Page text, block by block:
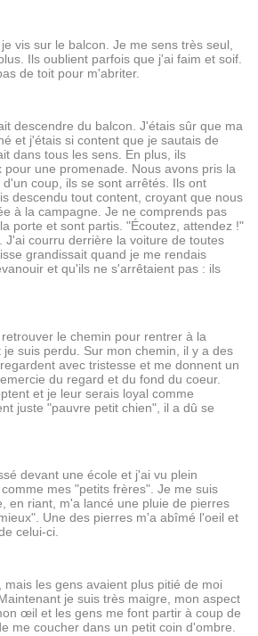
vis sur le balcon. Je me sens très seul,
Ils oublient parfois que j'ai faim et soif.
de toit pour m'abriter.
descendre du balcon. J'étais sûr que ma
et j'étais si content que je sautais de
dans tous les sens. En plus, ils
pour une promenade. Nous avons pris la
coup, ils se sont arrêtés. Ils ont
descendu tout content, croyant que nous
à la campagne. Je ne comprends pas
porte et sont partis. "Écoutez, attendez !"
J'ai courru derrière la voiture de toutes
grandissait quand je me rendais
et qu'ils ne s'arrêtaient pas : ils
le chemin pour rentrer à la
suis perdu. Sur mon chemin, il y a des
avec tristesse et me donnent un
du regard et du fond du coeur.
et je leur serais loyal comme
juste "pauvre petit chien", il a dû se
devant une école et j'ai vu plein
mes "petits frères". Je me suis
en riant, m'a lancé une pluie de pierres
Une des pierres m'a abîmé l'oeil et
celui-ci.
mais les gens avaient plus pitié de moi
je suis très maigre, mon aspect
œil et les gens me font partir à coup de
me coucher dans un petit coin d'ombre.